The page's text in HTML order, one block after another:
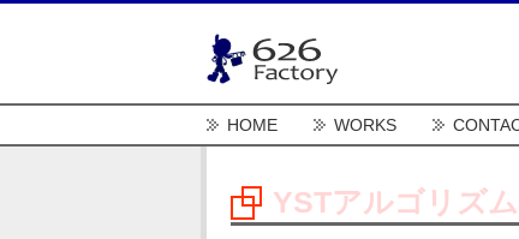
HOME WORKS
YSTアルゴリズ